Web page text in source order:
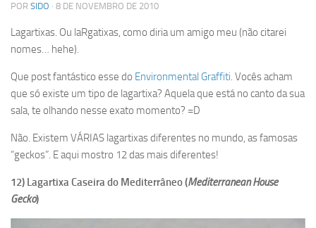
POR SIDO · 8 DE NOVEMBRO DE 2010
Lagartixas. Ou laRgatixas, como diria um amigo meu (não citarei
nomes… hehe).
Que post fantástico esse do Environmental Graffiti. Vocês acham
que só existe um tipo de lagartixa? Aquela que está no canto da sua
sala, te olhando nesse exato momento? =D
Não. Existem VÁRIAS lagartixas diferentes no mundo, as famosas
“geckos”. E aqui mostro 12 das mais diferentes!
12) Lagartixa Caseira do Mediterrâneo (Mediterranean House
Gecko)